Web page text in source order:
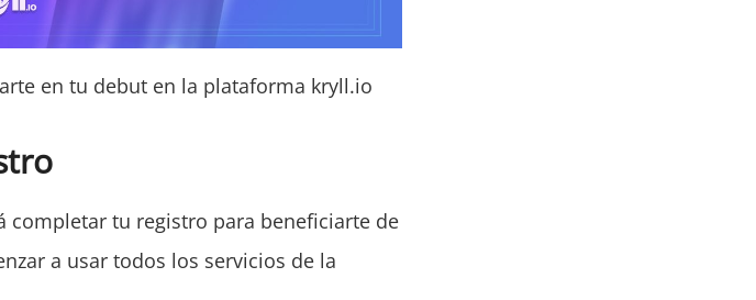
en tu debut en la plataforma kryll.io
completar tu registro para beneficiarte de
a usar todos los servicios de la